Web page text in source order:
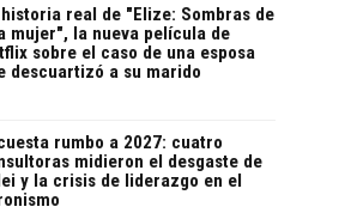
real de "Elize: Sombras de
mujer", la nueva película de
sobre el caso de una esposa
descuartizó a su marido
rumbo a 2027: cuatro
midieron el desgaste de
y la crisis de liderazgo en el